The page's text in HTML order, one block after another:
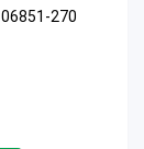
06851-270